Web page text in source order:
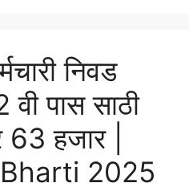
निवड
वी पास साठी
63 हजार |
2025